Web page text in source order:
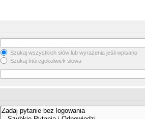
Szukaj wszystkich słów lub wyrażenia jeśli wpisano
Szukaj któregokolwiek słowa